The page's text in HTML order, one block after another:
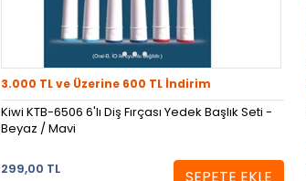
3.000 TL ve Üzerine 600 TL İndirim
Kiwi KTB-6506 6'lı Diş Fırçası Yedek Başlık Seti -
Beyaz / Mavi
299,00 TL